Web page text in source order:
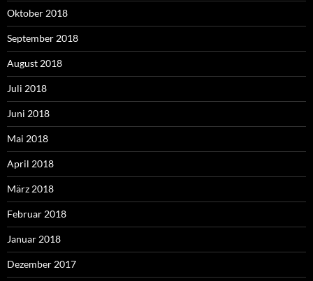
Oktober 2018
September 2018
August 2018
Juli 2018
Juni 2018
Mai 2018
April 2018
März 2018
Februar 2018
Januar 2018
Dezember 2017